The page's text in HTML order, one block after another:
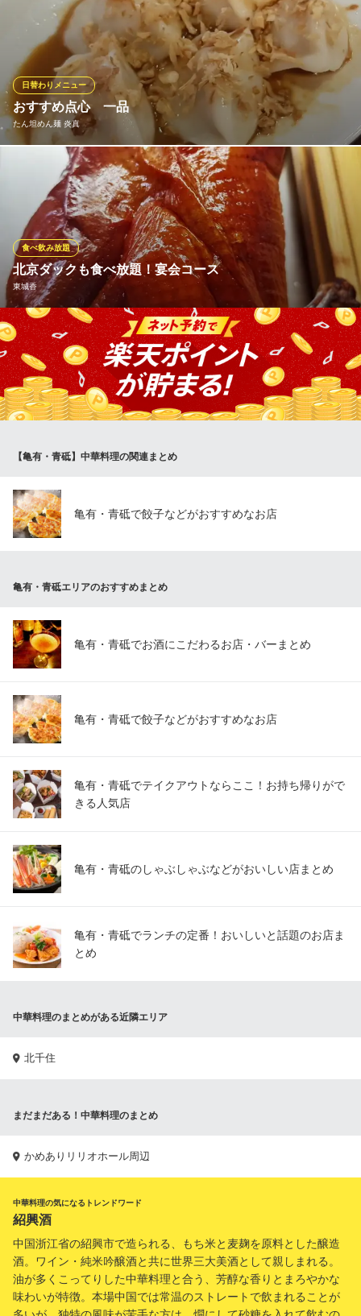
じっくりと煮込んだお肉料理や野菜たっぷりのヘルシー料理ま
で、種類豊富なメニューが勢ぞろい♪肉汁たっぷりアツアツ「小籠
包」やカリッとジューシーな「焼き餃子」は、子供から大人まで
人気の定番料理。辛いものがお好きな方には、「特製担々麺」や
「マーボー豆腐」がおすすめ◎
台湾料理 有香園
葛飾の本格台湾料理店
ＪＲ常磐線亀有駅 徒歩1分
東京都葛飾区亀有5-35-3
おすすめ点心 一品
たん坦めん麺 炎真
日替わりメニュー
中国の伝統点心、一口で食べられる、餃子やシュウマイ、小龍包
など。 お酒にも合うので、ぜひお越しください。
たん坦めん麺 炎真
坦々麺専門店
ＪＲ常磐線亀有駅 徒歩2分
東京都葛飾区亀有3-26-1 リリオ館 1F リリオ館 1F
北京ダックも食べ放題！宴会コース
東城香
食べ飲み放題
神コスパで話題の店内で焼いたパリパリの北京ダック食べ放題＋
ビール含む飲み放題2時間コース！ 中国国家公認の高級調理師が
店内専用のカマで焼き上げたパリパリの北京ダックがなんと食べ
放題！香ばしい皮だけでなく、鴨のジューシーな肉も存分に味わ
えます。
価格明快！餃子酒場
東京都葛飾区堀切4-8-12 SSビル1F
【亀有・青砥】中華料理の関連まとめ
亀有・青砥で餃子などがおすすめなお店
亀有・青砥エリアのおすすめまとめ
亀有・青砥でお酒にこだわるお店・バーまとめ
亀有・青砥で餃子などがおすすめなお店
亀有・青砥でテイクアウトならここ！お持ち帰りがで
きる人気店
亀有・青砥のしゃぶしゃぶなどがおいしい店まとめ
亀有・青砥でランチの定番！おいしいと話題のお店ま
とめ
中華料理のまとめがある近隣エリア
北千住
まだまだある！中華料理のまとめ
かめありリリオホール周辺
中華料理の気になるトレンドワード
紹興酒
中国浙江省の紹興市で造られる、もち米と麦麹を原料とした醸造
酒。ワイン・純米吟醸酒と共に世界三大美酒として親しまれる。
油が多くこってりした中華料理と合う、芳醇な香りとまろやかな
味わいが特徴。本場中国では常温のストレートで飲まれることが